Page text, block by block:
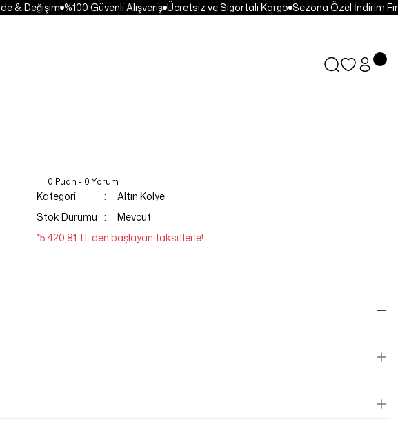
& Değişim %100 Güvenli Alışveriş Ücretsiz ve Sigortalı Kargo Sezona Özel İndirim
0 Puan - 0 Yorum
Kategori
Altın Kolye
Stok Durumu
Mevcut
*5.420,81 TL den başlayan taksitlerle!